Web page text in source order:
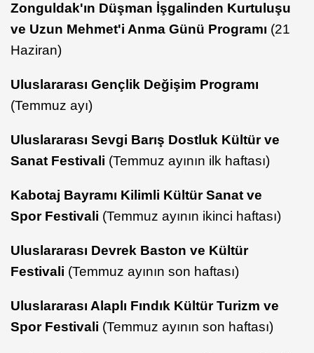
Zonguldak'ın Düşman İşgalinden Kurtuluşu
ve Uzun Mehmet'i Anma Günü Programı (21
Haziran)
Uluslararası Gençlik Değişim Programı
(Temmuz ayı)
Uluslararası Sevgi Barış Dostluk Kültür ve
Sanat Festivali (Temmuz ayının ilk haftası)
Kabotaj Bayramı Kilimli Kültür Sanat ve
Spor Festivali (Temmuz ayının ikinci haftası)
Uluslararası Devrek Baston ve Kültür
Festivali (Temmuz ayının son haftası)
Uluslararası Alaplı Fındık Kültür Turizm ve
Spor Festivali (Temmuz ayının son haftası)